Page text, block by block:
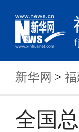
新华网 >
全国